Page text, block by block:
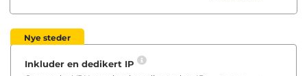
Nye steder
Inkluder en dedikert IP